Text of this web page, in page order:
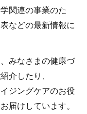
関連の事業のた
などの最新情報に
みなさまの健康づ
介したり、
ジングケアのお役
届けしています。